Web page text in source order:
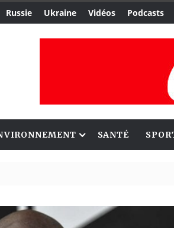
Russie Ukraine Vidéos Podcasts
SANTÉ
Le